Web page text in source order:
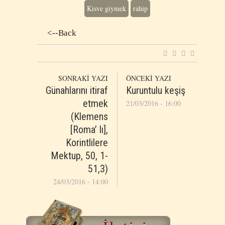
Kisve giymek rahip
<--Back
SONRAKİ YAZI
Günahlarını itiraf
etmek
(Klemens
[Roma’ lı],
Korintlilere
Mektup, 50, 1-
51,3)
24/03/2016 - 14:00
ÖNCEKİ YAZI
Kuruntulu keşiş
21/03/2016 - 16:00